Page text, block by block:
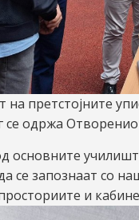
на претстојните
се одржа
основните
се запознаат со
и